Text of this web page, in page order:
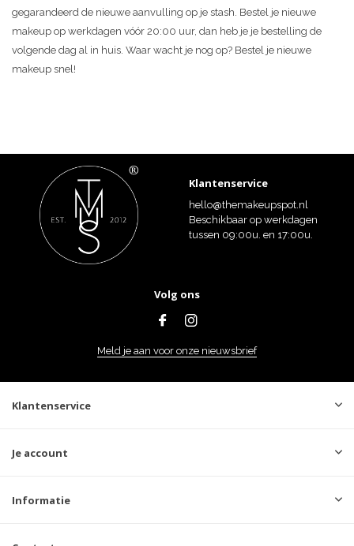
gegarandeerd de nieuwe aanvulling op je stash. Bestel je nieuwe
makeup op werkdagen vóór 20:00 uur, dan heb je je bestelling de
volgende dag al in huis. Waar wacht je nog op? Bestel je nieuwe
makeup snel!
Klantenservice
hello@themakeupspot.nl
Beschikbaar op werkdagen
tussen 09:00u. en 17:00u.
Volg ons
Meld je aan voor onze nieuwsbrief
Klantenservice
Je account
Informatie